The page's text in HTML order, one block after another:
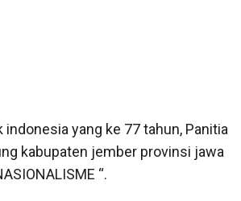
yang ke 77 tahun, Panitia
kabupaten jember provinsi jawa
“.